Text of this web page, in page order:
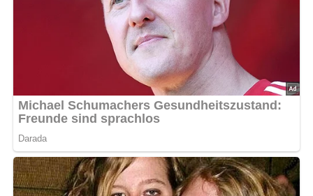
100 bis 150 g Schweinefleisch
80 bis 120 g magerer Speck
1 Flasche Joghurt (in der DDR waren in den Flaschen
Salz
Knoblauch
150 g gekochter Schinken
Lorbeerblatt
50 g Schmalz oder Öl